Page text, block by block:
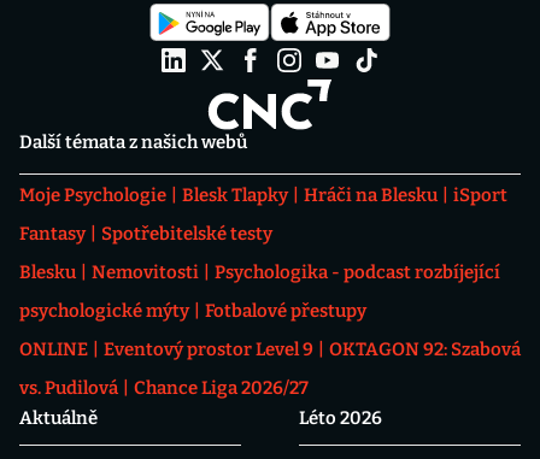
Další témata z našich webů
Moje Psychologie Blesk Tlapky Hráči na Blesku
iSport
Fantasy
Spotřebitelské testy
Blesku
Nemovitosti
Psychologika - podcast rozbíjející
psychologické mýty
Fotbalové přestupy
ONLINE
Eventový prostor Level 9
OKTAGON 92: Szabová
vs. Pudilová
Chance Liga 2026/27
Aktuálně
Léto 2026